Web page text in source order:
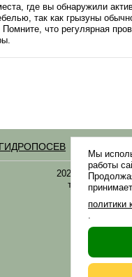
где вы обнаружили
так как грызуны
что регулярная
ГИДРОПОСЕВ
2021-2026 ©
трав: выбор
Мы
работы
политики
.